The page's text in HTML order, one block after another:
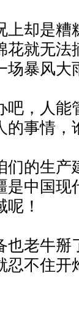
却是糟
花就无
场暴风大
，人能
的事情，
的生产
是中国
！
老牛掰
忍不住